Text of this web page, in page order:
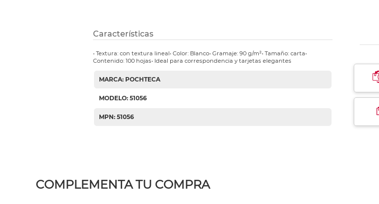
Características
• Textura: con textura lineal• Color: Blanco• Gramaje: 90 g/m²• Tamaño: carta•
Contenido: 100 hojas• Ideal para correspondencia y tarjetas elegantes
MARCA: POCHTECA
MODELO: 51056
MPN: 51056
COMPLEMENTA TU COMPRA